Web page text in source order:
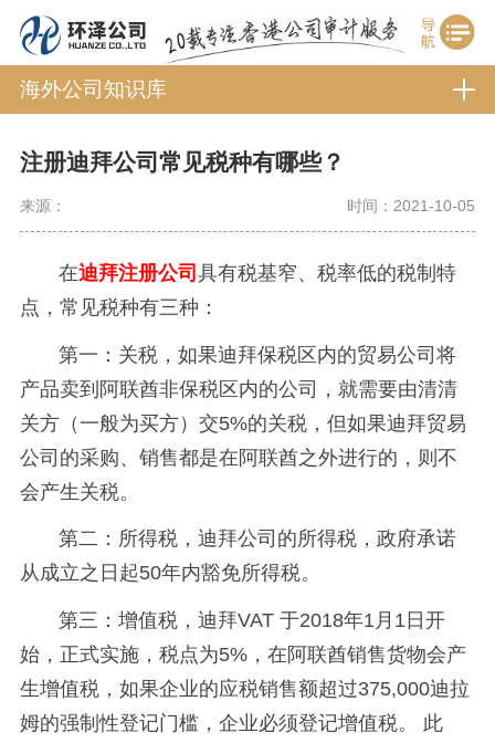
海外公司知识库
注册迪拜公司常见税种有哪些？
来源： 时间：2021-10-05
在迪拜注册公司具有税基窄、税率低的税制特
点，常见税种有三种：
第一：关税，如果迪拜保税区内的贸易公司将
产品卖到阿联酋非保税区内的公司，就需要由清清
关方（一般为买方）交5%的关税，但如果迪拜贸易
公司的采购、销售都是在阿联酋之外进行的，则不
会产生关税。
第二：所得税，迪拜公司的所得税，政府承诺
从成立之日起50年内豁免所得税。
第三：增值税，迪拜VAT 于2018年1月1日开
始，正式实施，税点为5%，在阿联酋销售货物会产
生增值税，如果企业的应税销售额超过375,000迪拉
姆的强制性登记门槛，企业必须登记增值税。 此